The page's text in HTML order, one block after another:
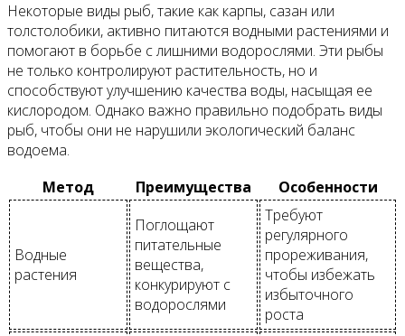
Некоторые виды рыб, такие как карпы, сазан или
толстолобики, активно питаются водными растениями и
помогают в борьбе с лишними водорослями. Эти рыбы
не только контролируют растительность, но и
способствуют улучшению качества воды, насыщая ее
кислородом. Однако важно правильно подобрать виды
рыб, чтобы они не нарушили экологический баланс
водоема.
Метод
Преимущества Особенности
Водные
растения
Поглощают
питательные
вещества,
конкурируют с
водорослями
Требуют
регулярного
прореживания,
чтобы избежать
избыточного
роста